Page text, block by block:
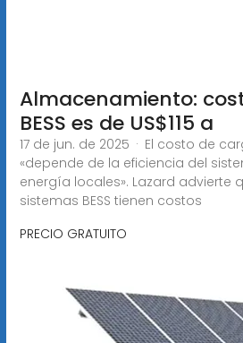
Almacenamiento:
BESS es de US$115 a
17 de jun. de 2025 · El costo de
«depende de la eficiencia del
energía locales». Lazard advierte
sistemas BESS tienen costos
PRECIO GRATUITO